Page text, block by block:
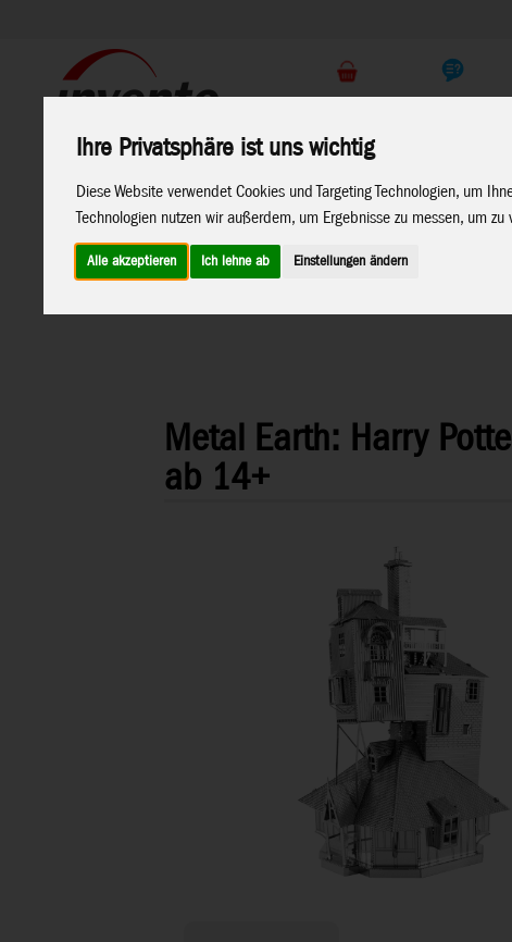
Ihre Privatsphäre ist uns wichtig
Diese Website verwendet Cookies und Targeting Technologien, um
Technologien nutzen wir außerdem, um Ergebnisse zu messen, um
Alle akzeptieren Ich lehne ab Einstellungen ändern
Home Marken
Home>Spielwaren
Metal Earth: Harry
ab 14+